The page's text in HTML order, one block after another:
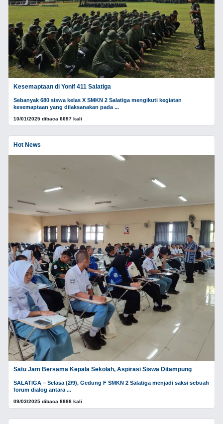
Kesemaptaan di Yonif 411 Salatiga
Sebanyak 680 siswa kelas X SMKN 2 Salatiga mengikuti kegiatan
kesemaptaan yang dilaksanakan pada ...
10/01/2025 dibaca 6697 kali
Hot News
Satu Jam Bersama Kepala Sekolah, Aspirasi Siswa Ditampung
SALATIGA – Selasa (2/9), Gedung F SMKN 2 Salatiga menjadi saksi sebuah
forum dialog antara ...
09/03/2025 dibaca 8888 kali